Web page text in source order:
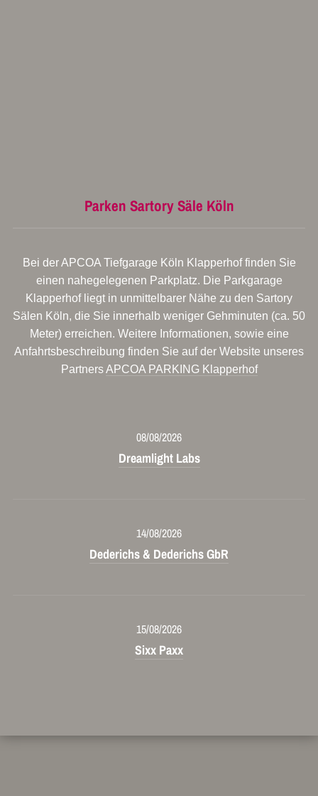
Parken Sartory Säle Köln
Bei der APCOA Tiefgarage Köln Klapperhof finden Sie
einen nahegelegenen Parkplatz. Die Parkgarage
Klapperhof liegt in unmittelbarer Nähe zu den Sartory
Sälen Köln, die Sie innerhalb weniger Gehminuten (ca. 50
Meter) erreichen. Weitere Informationen, sowie eine
Anfahrtsbeschreibung finden Sie auf der Website unseres
PartnersAPCOA PARKING Klapperhof
08/08/2026
Dreamlight Labs
14/08/2026
Dederichs & Dederichs GbR
15/08/2026
Sixx Paxx